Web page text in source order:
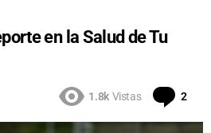
en la Salud de Tu
1.8k Vistas 2